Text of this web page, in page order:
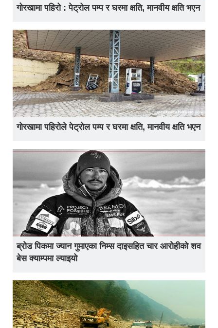
गोरखामा पहिरो : पेट्रोल पम्प र घरमा क्षति, मानवीय क्षति भएन
गोरखामा पहिरोले पेट्रोल पम्प र घरमा क्षति, मानवीय क्षति भएन
ब्रोड पिकमा ज्यान गुमाएका निम्स दाइसहित चार आरोहीको शव
बेस क्याम्पमा ल्याइयो